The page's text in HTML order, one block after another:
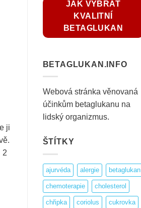
ji
2
JAK VYBRAT
KVALITNÍ
BETAGLUKAN
BETAGLUKAN.INFO
Webová stránka věnovaná
účinkům betaglukanu na
lidský organizmus.
ŠTÍTKY
ajurvéda alergie betaglukan
chemoterapie cholesterol
chřipka coriolus cukrovka